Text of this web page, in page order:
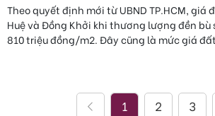
Theo quyết định mới từ UBND TP.HCM, giá
Huệ và Đồng Khởi khi thương lượng đền bù
810 triệu đồng/m2. Đây cũng là mức giá
1 2 3